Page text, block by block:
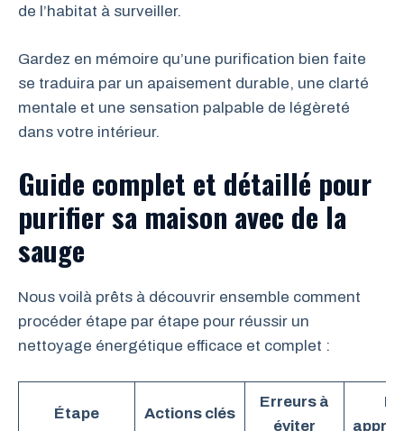
de l’habitat à surveiller.
Gardez en mémoire qu’une purification bien faite
se traduira par un apaisement durable, une clarté
mentale et une sensation palpable de légèreté
dans votre intérieur.
Guide complet et détaillé pour
purifier sa maison avec de la
sauge
Nous voilà prêts à découvrir ensemble comment
procéder étape par étape pour réussir un
nettoyage énergétique efficace et complet :
Étape Actions clés
Erreurs à
éviter